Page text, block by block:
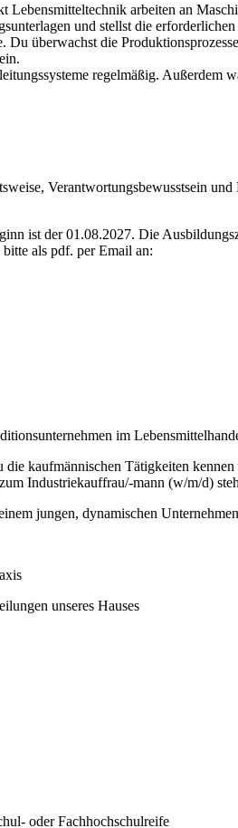
arbeiten an
und stellst die
Du überwachst die
regelmäßig.
Verantwortungsbewusstsein
ist der 01.08.2027. Die
als pdf. per Email an:
im
kaufmännischen Tätigkeiten
Industriekauffrau/-mann (w/m/d)
jungen, dynamischen
unseres Hauses
oder Fachhochschulreife